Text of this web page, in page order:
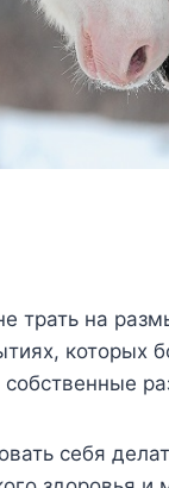
трать на
которых
собственные
себя